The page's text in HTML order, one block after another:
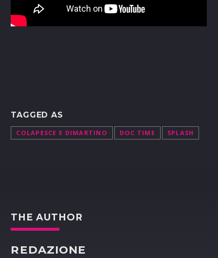
TAGGED AS
COLAPESCE E DIMARTINO DOC TIME SPLASH
THE AUTHOR
REDAZIONE